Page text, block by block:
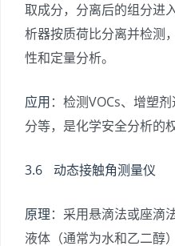
取成分，分离后的组分进
析器按质荷比分离并检测
性和定量分析。
应用：检测VOCs、增塑
分等，是化学安全分析的
3.6 动态接触角测量仪
原理：采用悬滴法或座滴
液体（通常为水和乙二醇